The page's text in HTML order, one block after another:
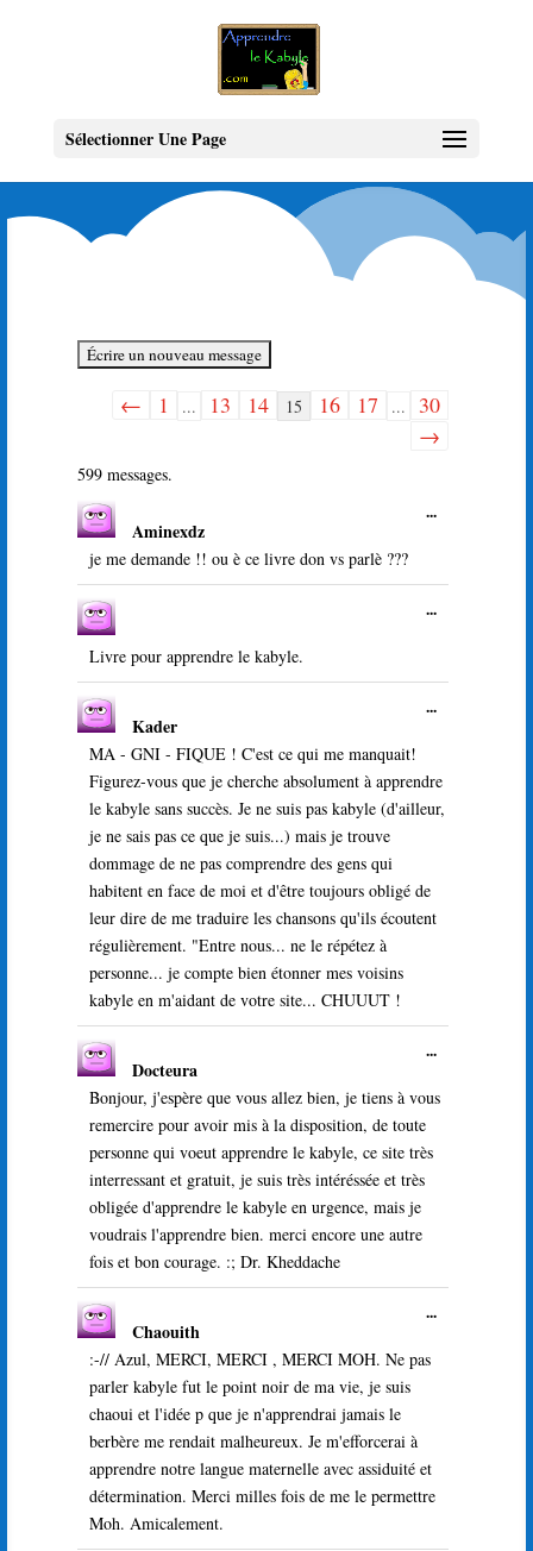
Sélectionner Une Page
Navigation
liste
livre
d’or
← 1 ... 13 14 15 16 17 ...
30
→
599 messages.
Aminexdz
je me demande !! ou è ce livre don vs parlè ???
...Ouvrir/
méta.
Livre pour apprendre le kabyle.
...Ouvrir/
méta.
Kader
MA - GNI - FIQUE ! C'est ce qui me manquait!
Figurez-vous que je cherche absolument à apprendre
le kabyle sans succès. Je ne suis pas kabyle (d'ailleur,
je ne sais pas ce que je suis...) mais je trouve
dommage de ne pas comprendre des gens qui
habitent en face de moi et d'être toujours obligé de
leur dire de me traduire les chansons qu'ils écoutent
régulièrement. "Entre nous... ne le répétez à
personne... je compte bien étonner mes voisins
kabyle en m'aidant de votre site... CHUUUT !
...Ouvrir/
méta.
Docteura
Bonjour, j'espère que vous allez bien, je tiens à vous
remercire pour avoir mis à la disposition, de toute
personne qui voeut apprendre le kabyle, ce site très
interressant et gratuit, je suis très intéréssée et très
obligée d'apprendre le kabyle en urgence, mais je
voudrais l'apprendre bien. merci encore une autre
fois et bon courage. :; Dr. Kheddache
...Ouvrir/
boîte
Chaouith
:-// Azul, MERCI, MERCI , MERCI MOH. Ne pas
parler kabyle fut le point noir de ma vie, je suis
chaoui et l'idée p que je n'apprendrai jamais le
berbère me rendait malheureux. Je m'efforcerai à
apprendre notre langue maternelle avec assiduité et
détermination. Merci milles fois de me le permettre
Moh. Amicalement.
...Ouvrir/